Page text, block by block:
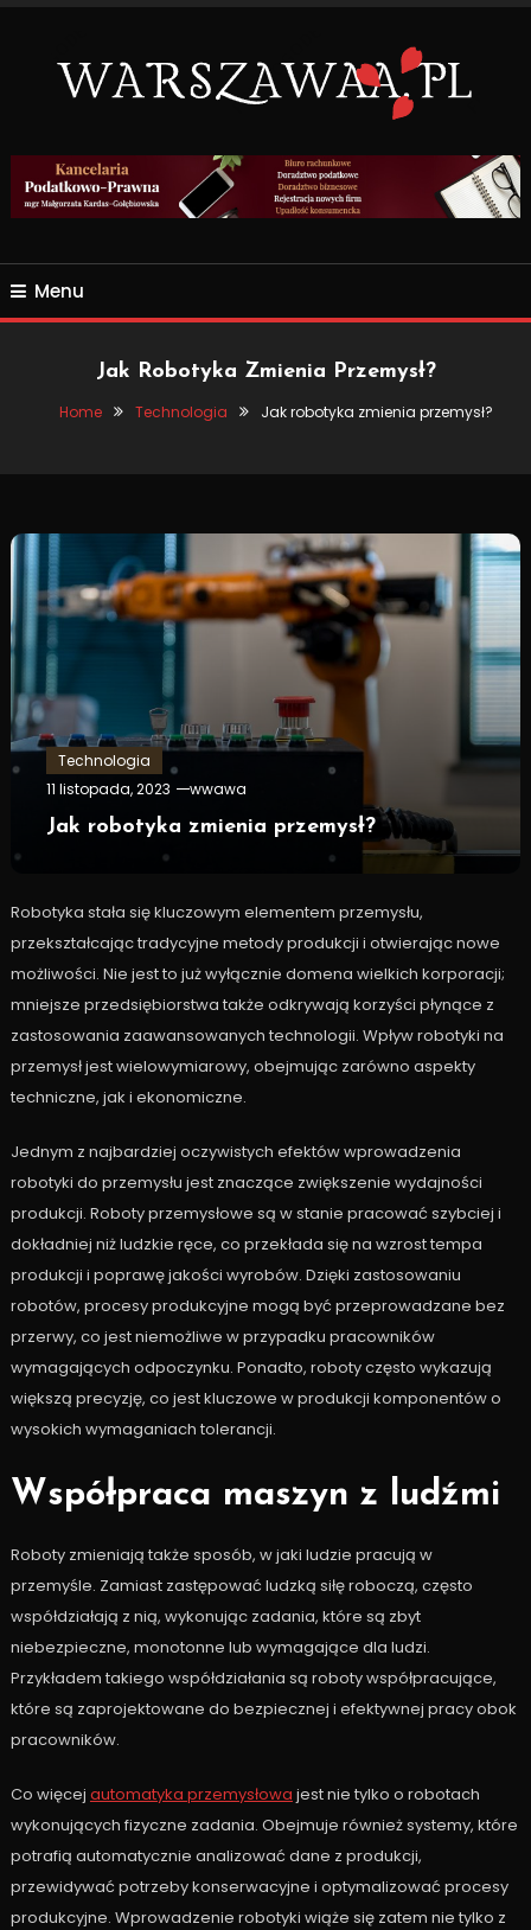
Content
WARSZAWAA.PL
Menu
Jak Robotyka Zmienia Przemysł?
Home Technologia Jak robotyka zmienia przemysł?
Technologia
11 listopada, 2023
wwawa
Jak robotyka zmienia przemysł?
Robotyka stała się kluczowym elementem przemysłu,
przekształcając tradycyjne metody produkcji i otwierając nowe
możliwości. Nie jest to już wyłącznie domena wielkich korporacji;
mniejsze przedsiębiorstwa także odkrywają korzyści płynące z
zastosowania zaawansowanych technologii. Wpływ robotyki na
przemysł jest wielowymiarowy, obejmując zarówno aspekty
techniczne, jak i ekonomiczne.
Jednym z najbardziej oczywistych efektów wprowadzenia
robotyki do przemysłu jest znaczące zwiększenie wydajności
produkcji. Roboty przemysłowe są w stanie pracować szybciej i
dokładniej niż ludzkie ręce, co przekłada się na wzrost tempa
produkcji i poprawę jakości wyrobów. Dzięki zastosowaniu
robotów, procesy produkcyjne mogą być przeprowadzane bez
przerwy, co jest niemożliwe w przypadku pracowników
wymagających odpoczynku. Ponadto, roboty często wykazują
większą precyzję, co jest kluczowe w produkcji komponentów o
wysokich wymaganiach tolerancji.
Współpraca maszyn z ludźmi
Roboty zmieniają także sposób, w jaki ludzie pracują w
przemyśle. Zamiast zastępować ludzką siłę roboczą, często
współdziałają z nią, wykonując zadania, które są zbyt
niebezpieczne, monotonne lub wymagające dla ludzi.
Przykładem takiego współdziałania są roboty współpracujące,
które są zaprojektowane do bezpiecznej i efektywnej pracy obok
pracowników.
Co więcej automatyka przemysłowa jest nie tylko o robotach
wykonujących fizyczne zadania. Obejmuje również systemy, które
potrafią automatycznie analizować dane z produkcji,
przewidywać potrzeby konserwacyjne i optymalizować procesy
produkcyjne. Wprowadzenie robotyki wiąże się zatem nie tylko z